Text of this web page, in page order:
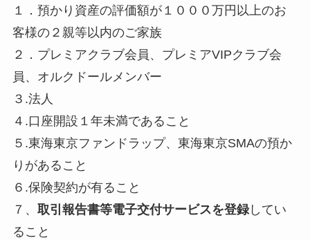
１．預かり資産の評価額が１０００万円以上のお
客様の２親等以内のご家族
２．プレミアクラブ会員、プレミアVIPクラブ会
員、オルクドールメンバー
３.法人
４.口座開設１年未満であること
５.東海東京ファンドラップ、東海東京SMAの預か
りがあること
６.保険契約が有ること
７、 取引報告書等電子交付サービスを登録してい
ること